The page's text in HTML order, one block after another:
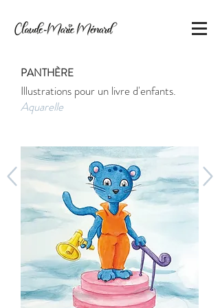
PANTHÈRE
Illustrations pour un livre d'enfants.
Aquarelle